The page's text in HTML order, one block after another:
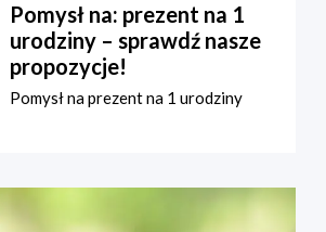
Pomysł na: prezent na 1
urodziny – sprawdź nasze
propozycje!
Pomysł na prezent na 1 urodziny